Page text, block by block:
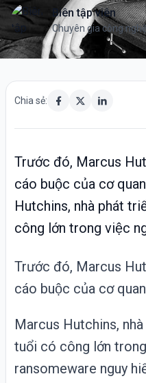
Biên tập viên
Chuyên gia công nghệ
Chia sẻ:
Trước đó, Marcus
cáo buộc của cơ
Hutchins, nhà phát
công lớn trong việc
Trước đó, Marcus
cáo buộc của cơ
Marcus Hutchins,
tuổi có công lớn
ransomeware nguy